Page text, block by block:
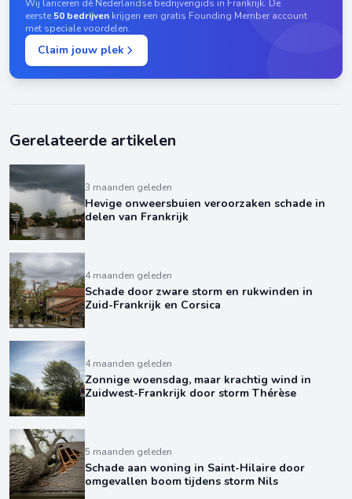
Wij lanceren dé Nederlandse bedrijvengids in Frankrijk. De
eerste50 bedrijven krijgen een gratis Founding Member account
met speciale voordelen.
Claim jouw plek
Gerelateerde artikelen
3 maanden geleden
Hevige onweersbuien veroorzaken schade in
delen van Frankrijk
4 maanden geleden
Schade door zware storm en rukwinden in
Zuid-Frankrijk en Corsica
4 maanden geleden
Zonnige woensdag, maar krachtig wind in
Zuidwest-Frankrijk door storm Thérèse
5 maanden geleden
Schade aan woning in Saint-Hilaire door
omgevallen boom tijdens storm Nils